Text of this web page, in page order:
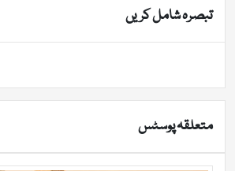
تبصرہ شامل کریں
متعلقہ پوسٹس